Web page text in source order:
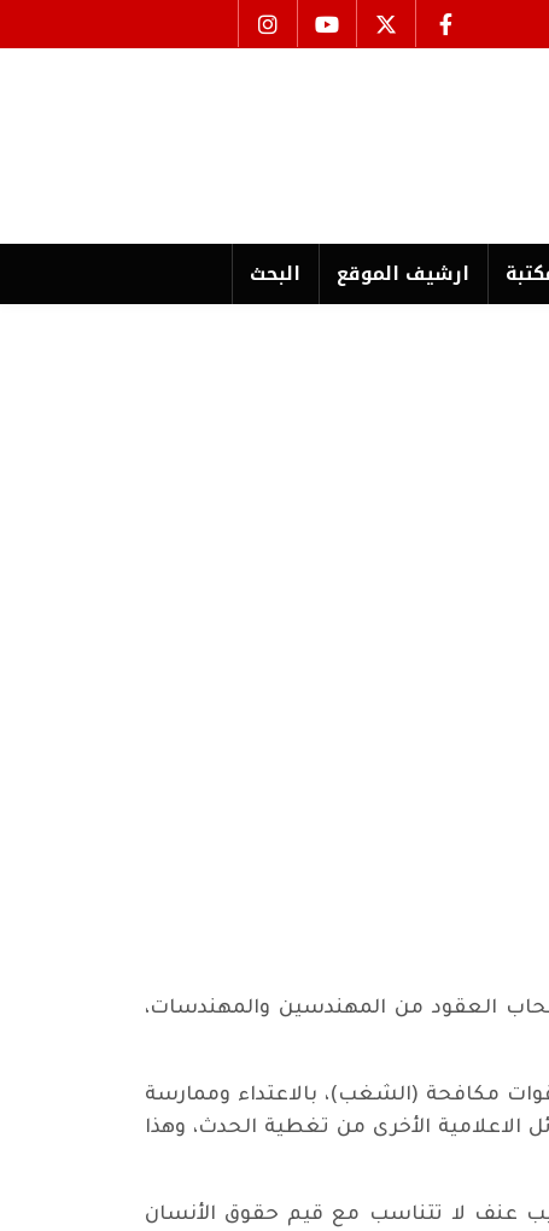
ارشیف الموقع البحث
من اصحاب العقود من المهندسين والمهندسات،
مكافحة (الشغب)، بالاعتداء وممارسة
الأخرى من تغطية الحدث، وهذا
عنف لا تتناسب مع قيم حقوق الأنسان